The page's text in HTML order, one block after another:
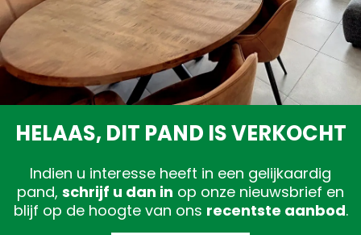
HELAAS, DIT PAND IS VERKOCHT
Indien u interesse heeft in een gelijkaardig
pand, schrijf u dan in op onze nieuwsbrief en
blijf op de hoogte van ons recentste aanbod.